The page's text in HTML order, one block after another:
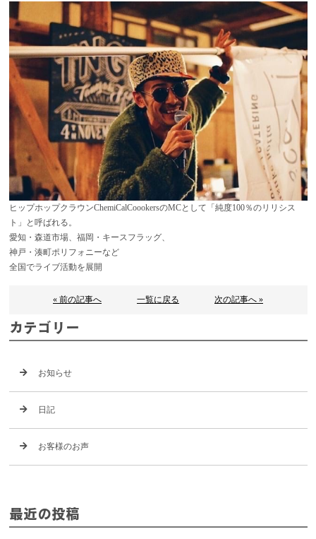
ヒップホップクラウンChemiCalCoookersのMCとして「純度100％のリリシス
ト」と呼ばれる。
愛知・森道市場、福岡・キースフラッグ、
神戸・湊町ポリフォニーなど
全国でライブ活動を展開
« 前の記事へ 一覧に戻る 次の記事へ »
カテゴリー
お知らせ
日記
お客様のお声
最近の投稿